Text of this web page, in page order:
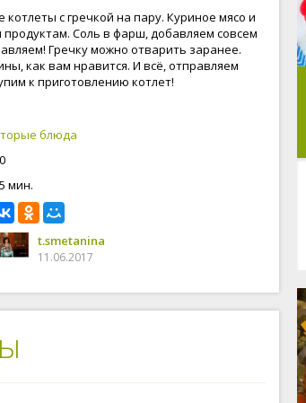
с гречкой на пару. Куриное мясо и
продуктам. Соль в фарш, добавляем совсем
Гречку можно отварить заранее.
как вам нравится. И всё, отправляем
к приготовлению котлет!
блюда
мин.
t.smetanina
11.06.2017